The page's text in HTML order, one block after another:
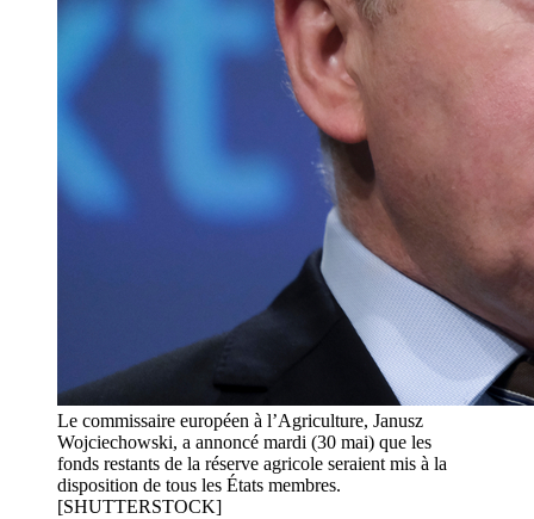
Le commissaire européen à l’Agriculture, Janusz
Wojciechowski, a annoncé mardi (30 mai) que les
fonds restants de la réserve agricole seraient mis à la
disposition de tous les États membres.
[SHUTTERSTOCK]